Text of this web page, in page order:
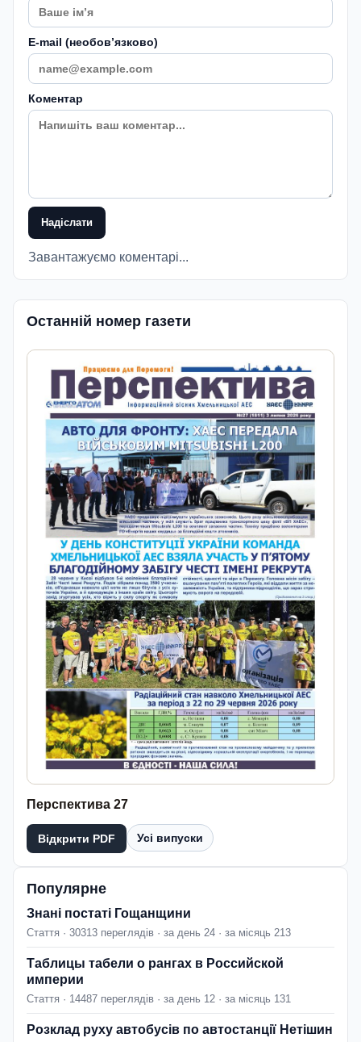
E-mail (необовʼязково)
Коментар
Надіслати
Завантажуємо коментарі...
Останній номер газети
Перспектива 27
Відкрити PDF Усі випуски
Популярне
Знані постаті Гощанщини
Стаття · 30313 переглядів · за день 24 · за місяць 213
Таблицы табели о рангах в Российской
империи
Стаття · 14487 переглядів · за день 12 · за місяць 131
Розклад руху автобусів по автостанції Нетішин